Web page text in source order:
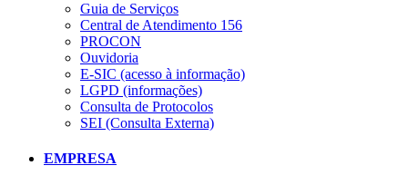
Guia de Serviços
Central de Atendimento 156
PROCON
Ouvidoria
E-SIC (acesso à informação)
LGPD (informações)
Consulta de Protocolos
SEI (Consulta Externa)
EMPRESA